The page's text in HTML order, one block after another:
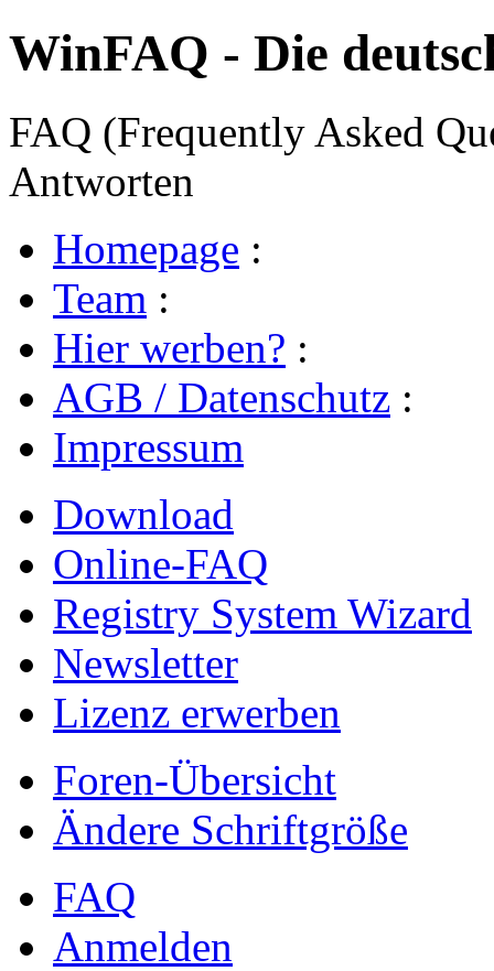
WinFAQ - Die
FAQ (Frequently Asked
Antworten
Homepage :
Team :
Hier werben? :
AGB / Datenschutz :
Impressum
Download
Online-FAQ
Registry System Wizard
Newsletter
Lizenz erwerben
Foren-Übersicht
Ändere Schriftgröße
FAQ
Anmelden